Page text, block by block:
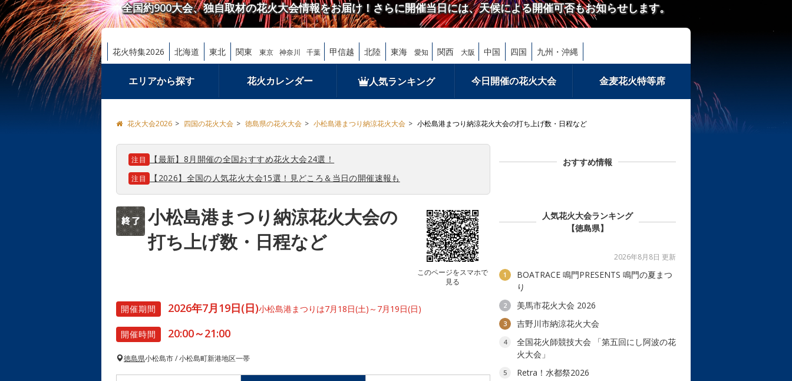
全国約900大会、独自取材の花火大会情報をお届け！さらに開催当日には、天候による開催可否もお知らせします。
花火特集2026 北海道 東北 関東 東京 神奈川 千葉 甲信越 北陸 東海 愛知 関西 大阪 中国 四国 九州・沖縄
エリアから探す 花火カレンダー 人気ランキング 今日開催の花火大会 金麦花火特等席
花火大会2026 四国の花火大会 徳島県の花火大会 小松島港まつり納涼花火大会 小松島港まつり納涼花火大会の打ち上げ数・日程など
注目 【最新】8月開催の全国おすすめ花火大会24選！
注目 【2026】全国の人気花火大会15選！見どころ＆当日の開催速報も
小松島港まつり納涼花火大会の
打ち上げ数・日程など
このページをスマホで
見る
開催期間 2026年7月19日(日)小松島港まつりは7月18日(土)～7月19日(日)
開催時間 20:00～21:00
徳島県小松島市 / 小松島町新港地区一帯
おすすめ情報
人気花火大会ランキング
【徳島県】
2026年8月8日 更新
1
BOATRACE 鳴門PRESENTS 鳴門の夏まつ
り
2 美馬市花火大会 2026
3 吉野川市納涼花火大会
4
全国花火師競技大会 「第五回にし阿波の花
火大会」
5
Retra！水都祭2026